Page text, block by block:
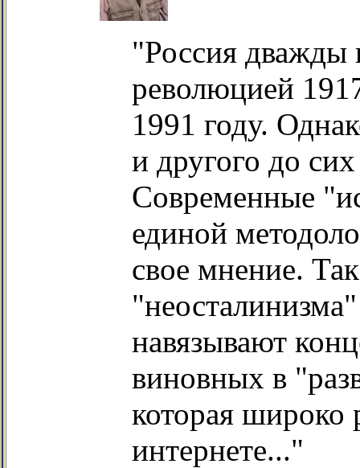
"Россия дважды
революцией
1991 году.
и другого до
Современные
единой
свое мнение.
навязывают
виновных в
которая широко
интернете..."